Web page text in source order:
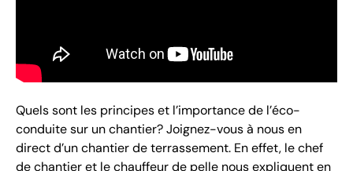
Quels sont les principes et l’importance de l’éco-
conduite sur un chantier? Joignez-vous à nous en
direct d’un chantier de terrassement. En effet, le chef
de chantier et le chauffeur de pelle nous expliquent en